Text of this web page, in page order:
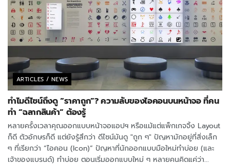
ARTICLES / NEWS
ทำไมดีไซน์ถึงดู “ราคาถูก”? ความลับของไอคอนบนหน้าจอ ที่คน
ทำ “ฉลากสินค้า” ต้องรู้
หลายครั้งเวลาคุณออกแบบหน้าจอแอปฯ หรือแม้แต่แพ็กเกจจิ้ง Layout
ก็ดี ตัวอักษรก็ดี แต่ยังรู้สึกว่า ดีไซน์มันดู "ถูก ๆ" ปัญหามักอยู่ที่สิ่งเล็ก
ๆ ที่เรียกว่า “ไอคอน (Icon)” ปัญหาที่นักออกแบบมือใหม่ทำบ่อย (และ
เจ้าของแบรนด์) ทำบ่อย ตอนเริ่มออกแบบใหม่ ๆ หลายคนคิดแค่ว่า...